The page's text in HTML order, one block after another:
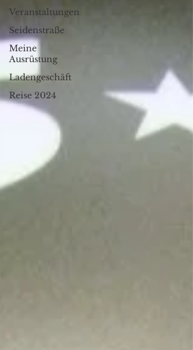
Veranstaltungen
Seidenstraße
Meine
Ausrüstung
Ladengeschäft
Reise 2024